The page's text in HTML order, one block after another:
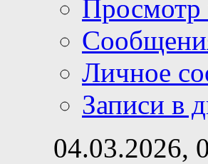
Личное
Записи в
04.03.2026,